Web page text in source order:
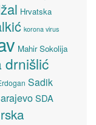
Hrvatska
korona virus
Mahir Sokolija
drnišlić
Sadik
SDA